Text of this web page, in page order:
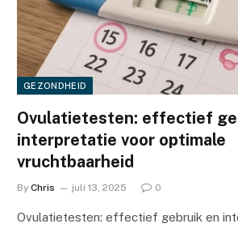
GEZONDHEID
Ovulatietesten: effectief
interpretatie voor optimale
vruchtbaarheid
By Chris juli 13, 2025 0
Ovulatietesten: effectief gebruik en